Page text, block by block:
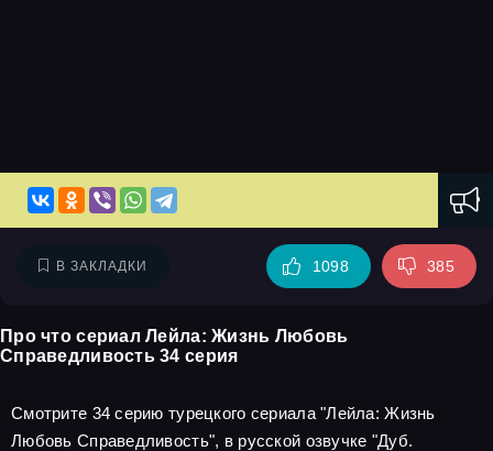
В ЗАКЛАДКИ 1098 385
Про что сериал Лейла: Жизнь Любовь
Справедливость 34 серия
Смотрите 34 серию турецкого сериала "Лейла: Жизнь
Любовь Справедливость", в русской озвучке "Дуб.